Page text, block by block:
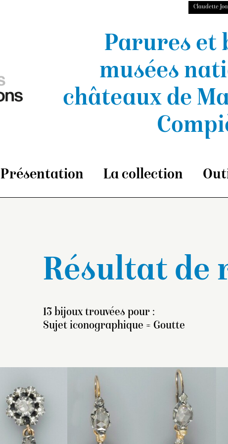
Claudette
Parures et
musées
châteaux de
Présentation La collection
Résultat de
13 bijoux trouvées pour :
Sujet iconographique = Goutte
Pendants en argent moulé,
incrustés de trois diamants
taillés en rose et montés en